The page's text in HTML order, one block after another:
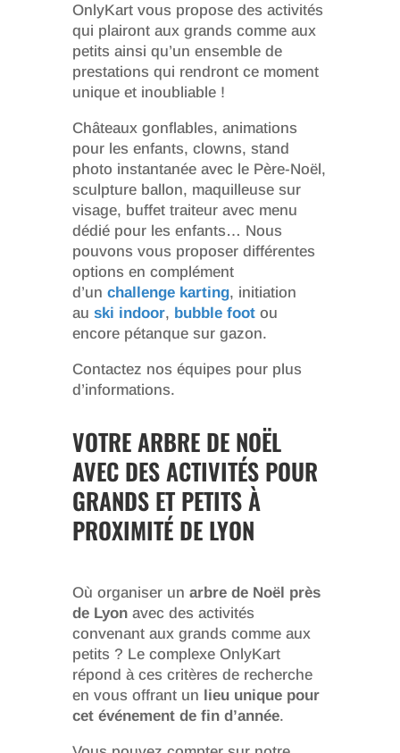
OnlyKart vous propose des activités
qui plairont aux grands comme aux
petits ainsi qu’un ensemble de
prestations qui rendront ce moment
unique et inoubliable !
Châteaux gonflables, animations
pour les enfants, clowns, stand
photo instantanée avec le Père-Noël,
sculpture ballon, maquilleuse sur
visage, buffet traiteur avec menu
dédié pour les enfants… Nous
pouvons vous proposer différentes
options en complément
d’un challenge karting, initiation
au ski indoor, bubble footou
encore pétanque sur gazon.
Contactez nos équipes pour plus
d’informations.
VOTRE ARBRE DE NOËL
AVEC DES ACTIVITÉS POUR
GRANDS ET PETITS À
PROXIMITÉ DE LYON
Où organiser un arbre de Noël près
de Lyonavec des activités
convenant aux grands comme aux
petits ? Le complexe OnlyKart
répond à ces critères de recherche
en vous offrant un lieu unique pour
cet événement de fin d’année.